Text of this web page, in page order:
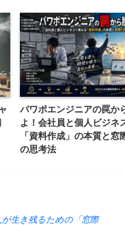
パワポエンジニアの罠か
よ！会社員と個人ビジネ
「資料作成」の本質と窓
の思考法
が生き残るための「窓際